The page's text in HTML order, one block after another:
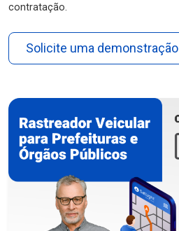
contratação.
Solicite uma demonstração